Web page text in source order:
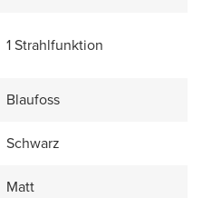
1 Strahlfunktion
Blaufoss
Schwarz
Matt